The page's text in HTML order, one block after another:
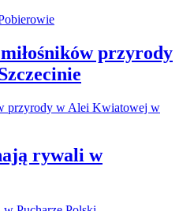
przyrody
rywali w